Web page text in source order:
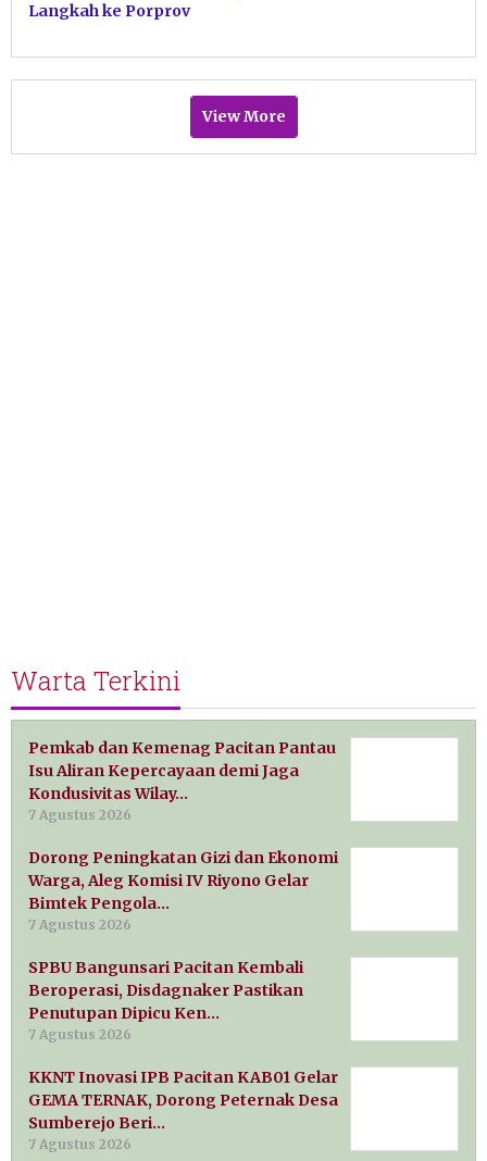
Langkah ke Porprov
View More
Warta Terkini
Pemkab dan Kemenag Pacitan Pantau
Isu Aliran Kepercayaan demi Jaga
Kondusivitas Wilay…
7 Agustus 2026
Dorong Peningkatan Gizi dan Ekonomi
Warga, Aleg Komisi IV Riyono Gelar
Bimtek Pengola…
7 Agustus 2026
SPBU Bangunsari Pacitan Kembali
Beroperasi, Disdagnaker Pastikan
Penutupan Dipicu Ken…
7 Agustus 2026
KKNT Inovasi IPB Pacitan KAB01 Gelar
GEMA TERNAK, Dorong Peternak Desa
Sumberejo Beri…
7 Agustus 2026